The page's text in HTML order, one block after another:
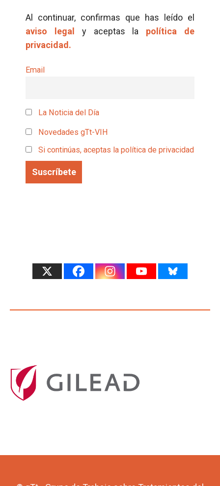
Al continuar, confirmas que has leído el
aviso legal
y aceptas la política de
privacidad.
Email
La Noticia del Día
Novedades gTt-VIH
Si continúas, aceptas la política de privacidad